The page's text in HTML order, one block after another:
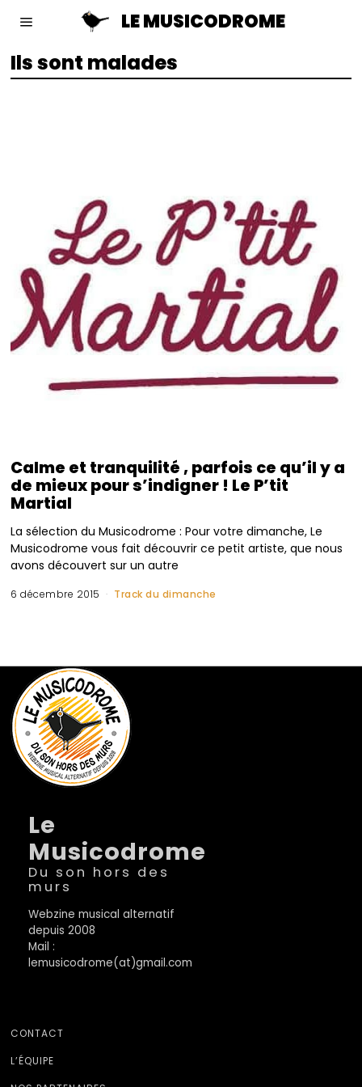
LE MUSICODROME
Ils sont malades
Calme et tranquilité , parfois ce qu’il y a
de mieux pour s’indigner ! Le P’tit
Martial
La sélection du Musicodrome : Pour votre dimanche, Le
Musicodrome vous fait découvrir ce petit artiste, que nous
avons découvert sur un autre
6 décembre 2015 Track du dimanche
Le
Musicodrome
Du son hors des
murs
Webzine musical alternatif
depuis 2008
Mail :
lemusicodrome(at)gmail.com
CONTACT
L’ÉQUIPE